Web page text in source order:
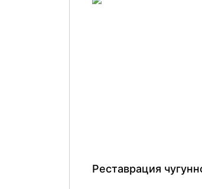
Реставрация